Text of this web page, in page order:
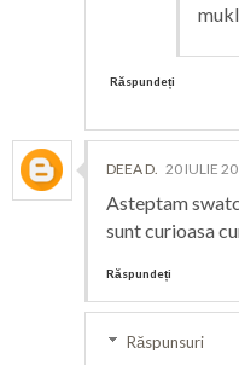
Răspundeți
DEEA D. 20 IULIE
Asteptam
sunt curioasa
Răspundeți
Răspunsuri